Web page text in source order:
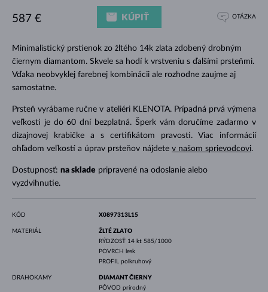
Minimalistický prstienok zo žltého 14k zlata zdobený drobným
čiernym diamantom. Skvele sa hodí k vrstveniu s ďalšími prsteňmi.
Vďaka neobvyklej farebnej kombinácii ale rozhodne zaujme aj
samostatne.
Prsteň vyrábame ručne v ateliéri KLENOTA. Prípadná prvá výmena
veľkosti je do 60 dní bezplatná. Šperk vám doručíme zadarmo v
dizajnovej krabičke a s certifikátom pravosti. Viac informácií
ohľadom veľkostí a úprav prsteňov nájdete v našom sprievodcovi.
Dostupnosť: na sklade pripravené na odoslanie alebo
vyzdvihnutie.
587 € KÚPIŤ OTÁZKA
KÓD X0897313L15
MATERIÁL
ŽLTÉ ZLATO
RÝDZOSŤ 14 kt 585/1000
POVRCH
lesk
PROFIL polkruhový
DRAHOKAMY
DIAMANT ČIERNY
PÔVOD prírodný